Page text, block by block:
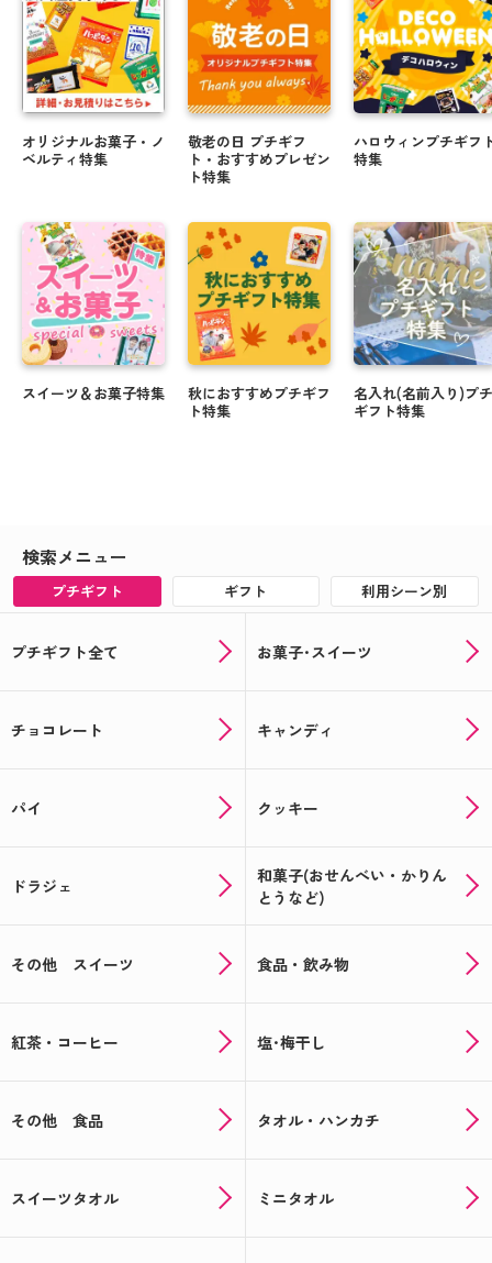
オリジナルお菓子・ノ
ベルティ特集
スイーツ＆お菓子特集
敬老の日 プチギフ
ト・おすすめプレゼン
ト特集
秋におすすめプチギフ
ト特集
ハロウィンプチギフ
特集
名入れ(名前入り)プチ
ギフト特集
検索メニュー
プチギフト ギフト 利用シーン別
プチギフト全て お菓子･スイーツ
チョコレート キャンディ
パイ クッキー
ドラジェ
和菓子(おせんべい・かりん
とうなど)
その他 スイーツ 食品・飲み物
紅茶・コーヒー 塩･梅干し
その他 食品 タオル・ハンカチ
スイーツタオル ミニタオル